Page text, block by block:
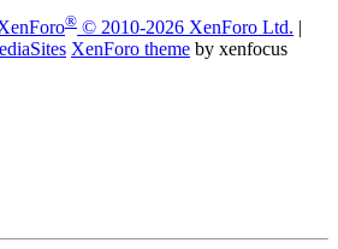
® © 2010-2026 XenForo Ltd. |
XenForo theme by xenfocus